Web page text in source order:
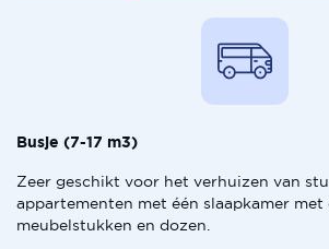
Busje (7-17 m3)
Zeer geschikt voor het verhuizen van
appartementen met één slaapkamer met
meubelstukken en dozen.